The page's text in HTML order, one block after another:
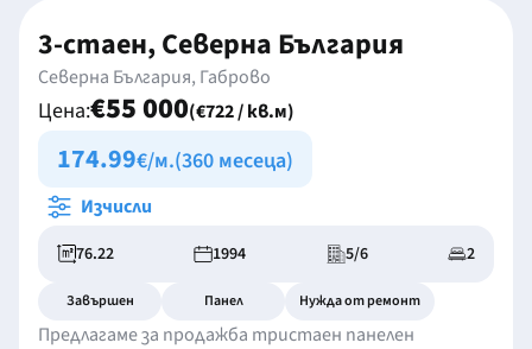
3-стаен, Северна България
Северна България, Габрово
Цена:€55 000(€722 / кв.м)
174.99€/м.(360 месеца)
Изчисли
76.22 1994 5/6 2
Завършен Панел Нужда от ремонт
Предлагаме за продажба тристаен панелен